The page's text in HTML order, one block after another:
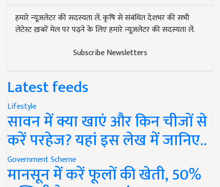
हमारे न्यूज़लेटर की सदस्यता लें. कृषि से संबंधित देशभर की सभी
लेटेस्ट ख़बरें मेल पर पढ़ने के लिए हमारे न्यूज़लेटर की सदस्यता लें.
Subscribe Newsletters
Latest feeds
Lifestyle
सावन में क्या खाएं और किन चीजों से
करें परहेज? यहां इस लेख में जानिए..
Government Scheme
मानसून में करें फूलों की खेती, 50%